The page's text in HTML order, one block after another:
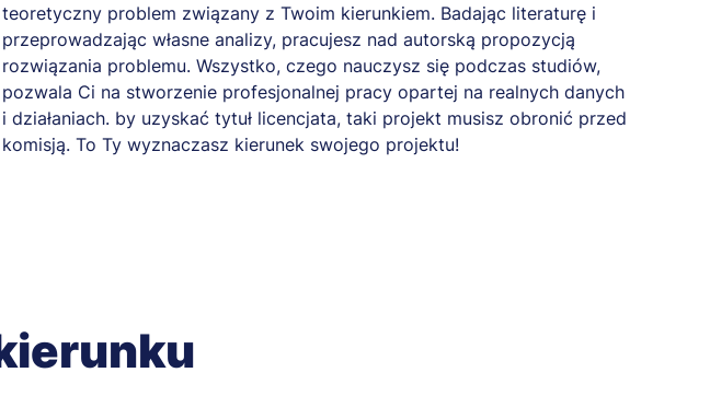
teoretyczny problem związany z Twoim kierunkiem. Badając literaturę i
przeprowadzając własne analizy, pracujesz nad autorską propozycją
rozwiązania problemu. Wszystko, czego nauczysz się podczas studiów,
pozwala Ci na stworzenie profesjonalnej pracy opartej na realnych danych
i działaniach. by uzyskać tytuł licencjata, taki projekt musisz obronić przed
komisją. To Ty wyznaczasz kierunek swojego projektu!